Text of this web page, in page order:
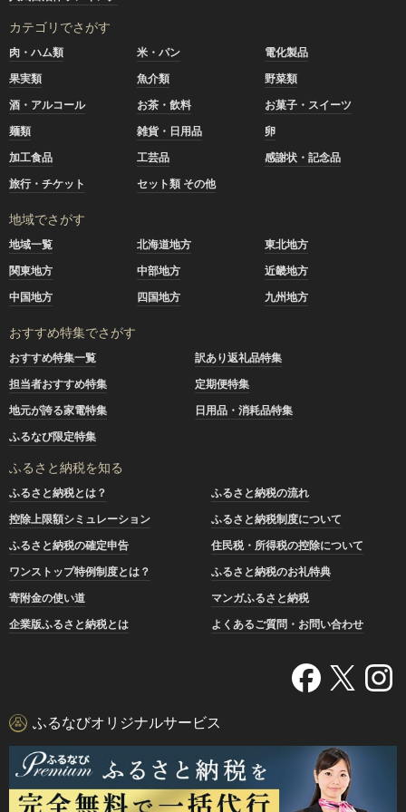
カテゴリでさがす
肉・ハム類 米・パン
電化製品
果実類
魚介類
野菜類
酒・アルコール
お茶・飲料
お菓子・スイーツ
麺類
雑貨・日用品
卵
加工食品
工芸品
感謝状・記念品
旅行・チケット
セット類 その他
地域でさがす
地域一覧 北海道地方
東北地方
関東地方
中部地方
近畿地方
中国地方
四国地方 九州地方
おすすめ特集でさがす
おすすめ特集一覧
訳あり返礼品特集
担当者おすすめ特集
定期便特集
地元が誇る家電特集
日用品・消耗品特集
ふるなび限定特集
ふるさと納税を知る
ふるさと納税とは？
ふるさと納税の流れ
控除上限額シミュレーション
ふるさと納税制度について
ふるさと納税の確定申告
住民税・所得税の控除について
ワンストップ特例制度とは？
ふるさと納税のお礼特典
寄附金の使い道
マンガふるさと納税
企業版ふるさと納税とは
よくあるご質問・お問い合わせ
ふるなびオリジナルサービス